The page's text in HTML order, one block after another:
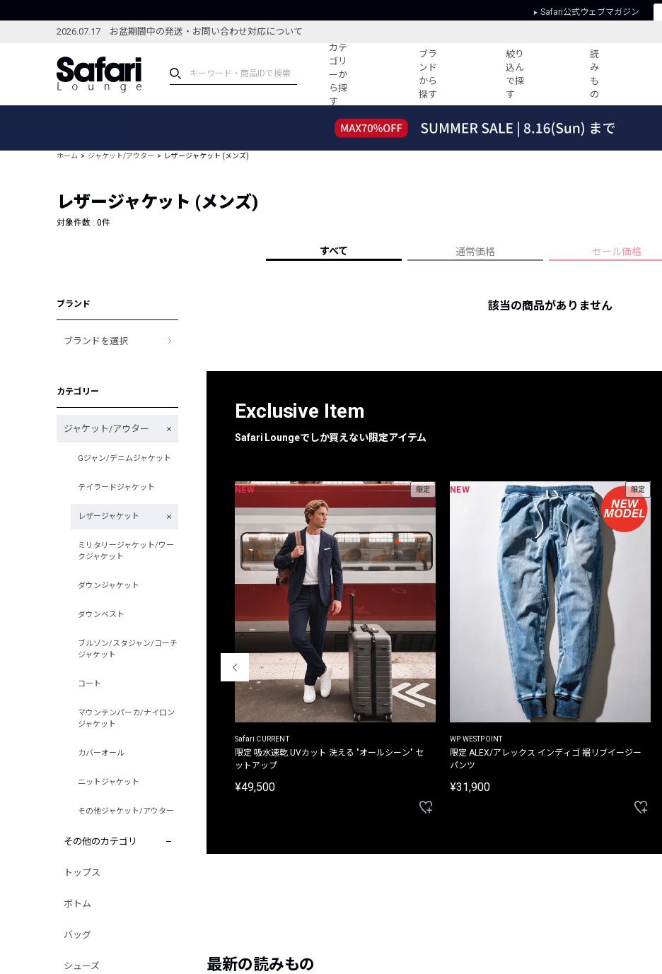
Safari公式ウェブマガジン
2026.07.17 お盆期間中の発送・お問い合わせ対応について
カテ
ゴリ
ーか
ら探
す
ブラ
ンド
から
探す
絞り
込ん
で探
す
読
み
も
の
ブランドから探す
新着アイテム
編集部のおすすめアイテム
特集記事
コーディネート
すべての記事
人気記事ランキング
フォーカスブランド
プライバシーポリシー
ホーム ジャケット/アウター レザージャケット (メンズ)
レザージャケット (メンズ)
対象件数 : 0件
すべて 通常価格 セール価格
ブランド
ブランドを選択
カテゴリー
ジャケット/アウター
Gジャン/デニムジャケット
テイラードジャケット
レザージャケット
ミリタリージャケット/ワー
クジャケット
ダウンジャケット
ダウンベスト
ブルゾン/スタジャン/コーチ
ジャケット
コート
マウンテンパーカ/ナイロン
ジャケット
カバーオール
ニットジャケット
その他ジャケット/アウター
その他のカテゴリ
トップス
ボトム
バッグ
シューズ
該当の商品がありません
Exclusive Item
Safari Loungeでしか買えない限定アイテム
別注限定 フード付き チェックシャツジャケット
NEW 限定
Safari CURRENT
限定 吸水速乾 UVカット 洗える "オールシーン" セ
ットアップ
¥49,500
NEW 限定
WP WESTPOINT
限定 ALEX/アレックス インディゴ 裾リブイージー
パンツ
¥31,900
最新の読みもの